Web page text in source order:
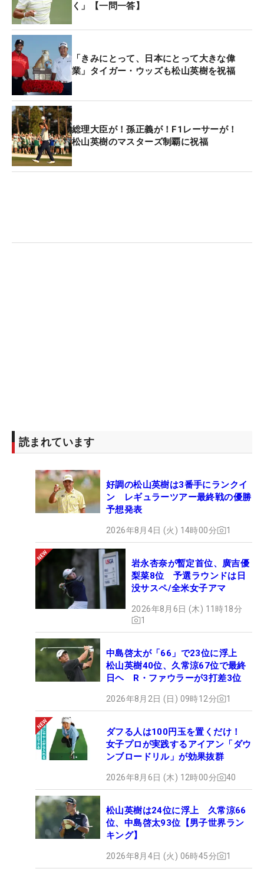
く」【一問一答】
「きみにとって、日本にとって大きな偉
業」タイガー・ウッズも松山英樹を祝福
総理大臣が！孫正義が！F1レーサーが！
松山英樹のマスターズ制覇に祝福
読まれています
好調の松山英樹は3番手にランクイ
ン レギュラーツアー最終戦の優勝
予想発表
2026年8月4日 (火) 14時00分 1
岩永杏奈が暫定首位、廣吉優
梨菜8位 予選ラウンドは日
没サスペ/全米女子アマ
2026年8月6日 (木) 11時18分
1
中島啓太が「66」で23位に浮上
松山英樹40位、久常涼67位で最終
日ヘ R・ファウラーが3打差3位
2026年8月2日 (日) 09時12分 1
ダフる人は100円玉を置くだけ！
女子プロが実践するアイアン「ダウ
ンブロードリル」が効果抜群
2026年8月6日 (木) 12時00分 40
松山英樹は24位に浮上 久常涼66
位、中島啓太93位【男子世界ラン
キング】
2026年8月4日 (火) 06時45分 1